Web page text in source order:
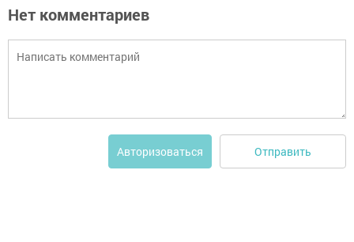
Нет комментариев
Авторизоваться Отправить